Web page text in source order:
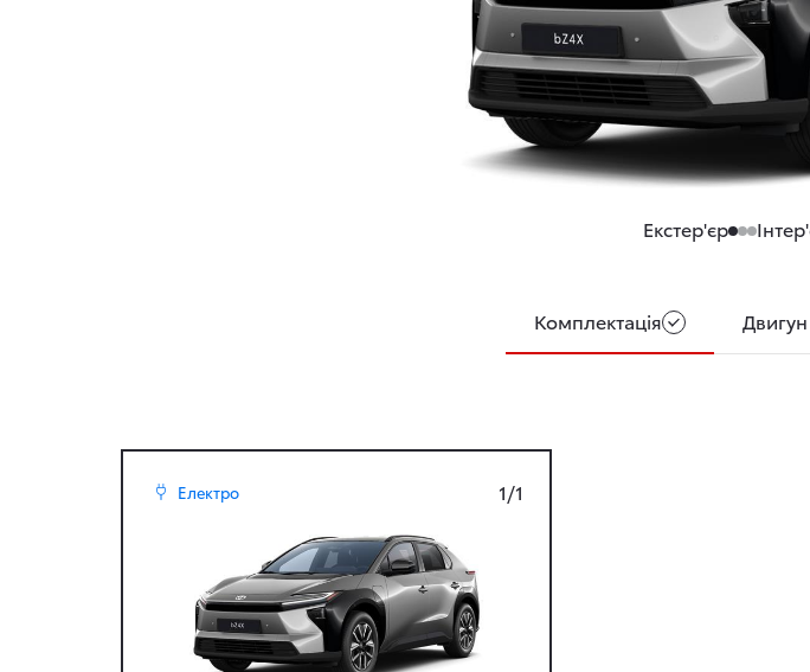
Екстер'єр
Комплектація Двигун
Електро 1/1